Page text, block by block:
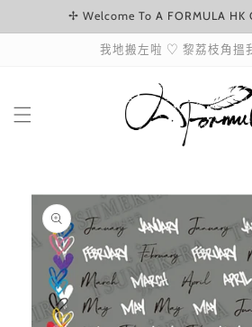
跳至內容✢ Welcome To A FORMULA
我地搬左啦 ♡ 黎荔枝角搵
略過產品
資訊